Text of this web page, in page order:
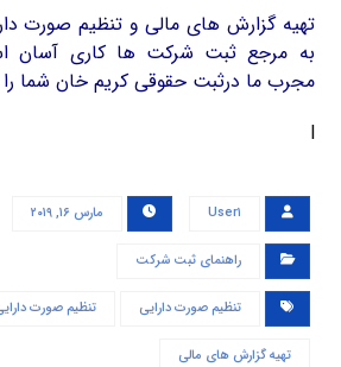
تهیه گزارش های مالی و تنظیم صورت
به مرجع ثبت شرکت ها کاری آسان
مجرب ما درثبت حقوقی کریم خان شما
l
User۱ مارس ۱۶, ۲۰۱۹
راهنمای ثبت شرکت
تنظیم صورت دارایی تنظیم صورت
تهیه گزارش های مالی